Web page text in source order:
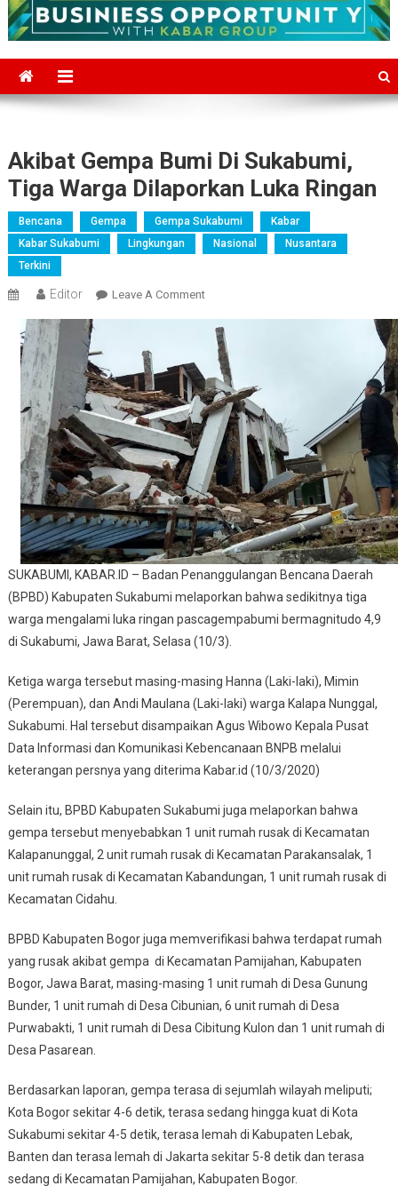
Akibat Gempa Bumi Di Sukabumi,
Tiga Warga Dilaporkan Luka Ringan
Bencana Gempa Gempa Sukabumi
Kabar
Kabar Sukabumi
Lingkungan Nasional
Nusantara
Terkini
Editor Leave A CommentOn
Gempa
Bumi
Di
Sukabumi,
Tiga
Warga
Dilaporkan
Luka
Ringan
SUKABUMI, KABAR.ID – Badan Penanggulangan Bencana Daerah
(BPBD) Kabupaten Sukabumi melaporkan bahwa sedikitnya tiga
warga mengalami luka ringan pascagempabumi bermagnitudo 4,9
di Sukabumi, Jawa Barat, Selasa (10/3).
Ketiga warga tersebut masing-masing Hanna (Laki-laki), Mimin
(Perempuan), dan Andi Maulana (Laki-laki) warga Kalapa Nunggal,
Sukabumi. Hal tersebut disampaikan Agus Wibowo Kepala Pusat
Data Informasi dan Komunikasi Kebencanaan BNPB melalui
keterangan persnya yang diterima Kabar.id (10/3/2020)
Selain itu, BPBD Kabupaten Sukabumi juga melaporkan bahwa
gempa tersebut menyebabkan 1 unit rumah rusak di Kecamatan
Kalapanunggal, 2 unit rumah rusak di Kecamatan Parakansalak, 1
unit rumah rusak di Kecamatan Kabandungan, 1 unit rumah rusak di
Kecamatan Cidahu.
BPBD Kabupaten Bogor juga memverifikasi bahwa terdapat rumah
yang rusak akibat gempa di Kecamatan Pamijahan, Kabupaten
Bogor, Jawa Barat, masing-masing 1 unit rumah di Desa Gunung
Bunder, 1 unit rumah di Desa Cibunian, 6 unit rumah di Desa
Purwabakti, 1 unit rumah di Desa Cibitung Kulon dan 1 unit rumah di
Desa Pasarean.
Berdasarkan laporan, gempa terasa di sejumlah wilayah meliputi;
Kota Bogor sekitar 4-6 detik, terasa sedang hingga kuat di Kota
Sukabumi sekitar 4-5 detik, terasa lemah di Kabupaten Lebak,
Banten dan terasa lemah di Jakarta sekitar 5-8 detik dan terasa
sedang di Kecamatan Pamijahan, Kabupaten Bogor.